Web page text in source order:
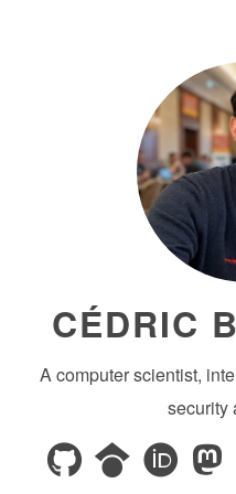
CÉDRIC
A computer scientist,
security